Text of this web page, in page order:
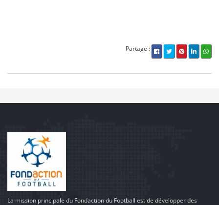
Partage :
La mission principale du Fondaction du Football est de développer des